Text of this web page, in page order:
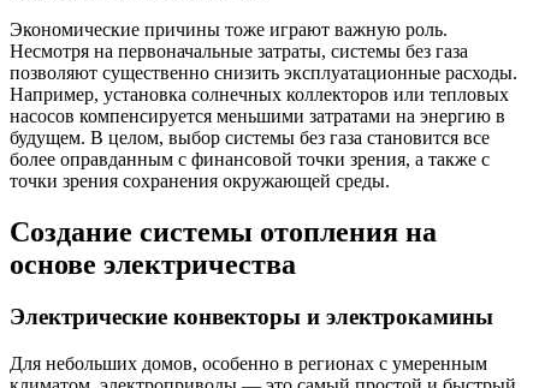
Экономические причины тоже играют важную роль.
Несмотря на первоначальные затраты, системы без газа
позволяют существенно снизить эксплуатационные расходы.
Например, установка солнечных коллекторов или тепловых
насосов компенсируется меньшими затратами на энергию в
будущем. В целом, выбор системы без газа становится все
более оправданным с финансовой точки зрения, а также с
точки зрения сохранения окружающей среды.
Создание системы отопления на
основе электричества
Электрические конвекторы и электрокамины
Для небольших домов, особенно в регионах с умеренным